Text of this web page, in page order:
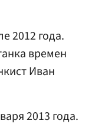
2012 года.
времен
Иван
2013 года.